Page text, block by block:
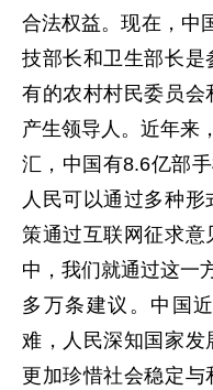
合法权益。现在，中
技部长和卫生部长
有的农村村民委员
产生领导人。近年来
汇，中国有8.6亿部
人民可以通过多种
策通过互联网征求
中，我们就通过这一
多万条建议。中国
难，人民深知国家发
更加珍惜社会稳定